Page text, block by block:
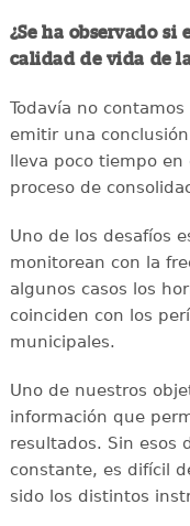
¿Se ha observado si
calidad de vida de
Todavía no
emitir una
lleva poco tiempo
proceso de
Uno de los desafíos
monitorean con la
algunos casos los
coinciden con los
municipales.
Uno de nuestros
información que
resultados. Sin esos
constante, es difícil
sido los distintos